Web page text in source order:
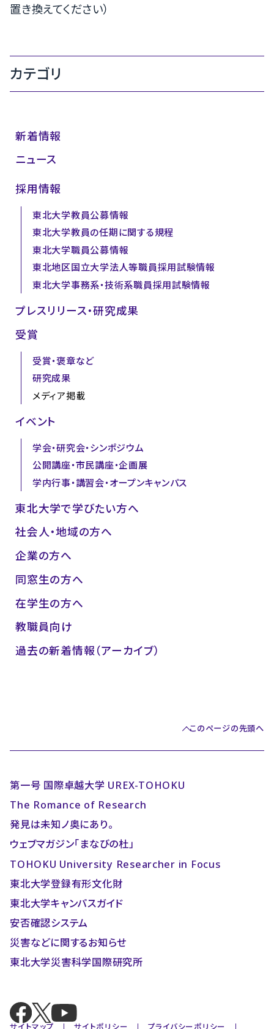
置き換えてください）
カテゴリ
新着情報
ニュース
採用情報
東北大学教員公募情報
東北大学教員の任期に関する規程
東北大学職員公募情報
東北地区国立大学法人等職員採用試験情報
東北大学事務系・技術系職員採用試験情報
プレスリリース・研究成果
受賞
受賞・褒章など
研究成果
メディア掲載
イベント
学会・研究会・シンポジウム
公開講座・市民講座・企画展
学内行事・講習会・オープンキャンパス
東北大学で学びたい方へ
社会人・地域の方へ
企業の方へ
同窓生の方へ
在学生の方へ
教職員向け
過去の新着情報（アーカイブ）
このページの先頭へ
第一号 国際卓越大学 UREX-TOHOKU
The Romance of Research
発見は未知ノ奥にあり。
ウェブマガジン「まなびの杜」
TOHOKU University Researcher in Focus
東北大学登録有形文化財
東北大学キャンパスガイド
安否確認システム
災害などに関するお知らせ
東北大学災害科学国際研究所